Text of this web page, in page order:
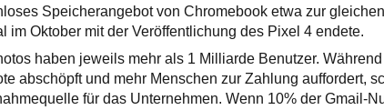
Speicherangebot von Chromebook etwa zur
im Oktober mit der Veröffentlichung des Pixel 4 endete.
haben jeweils mehr als 1 Milliarde Benutzer.
abschöpft und mehr Menschen zur Zahlung auffordert,
für das Unternehmen. Wenn 10% der Gmail-